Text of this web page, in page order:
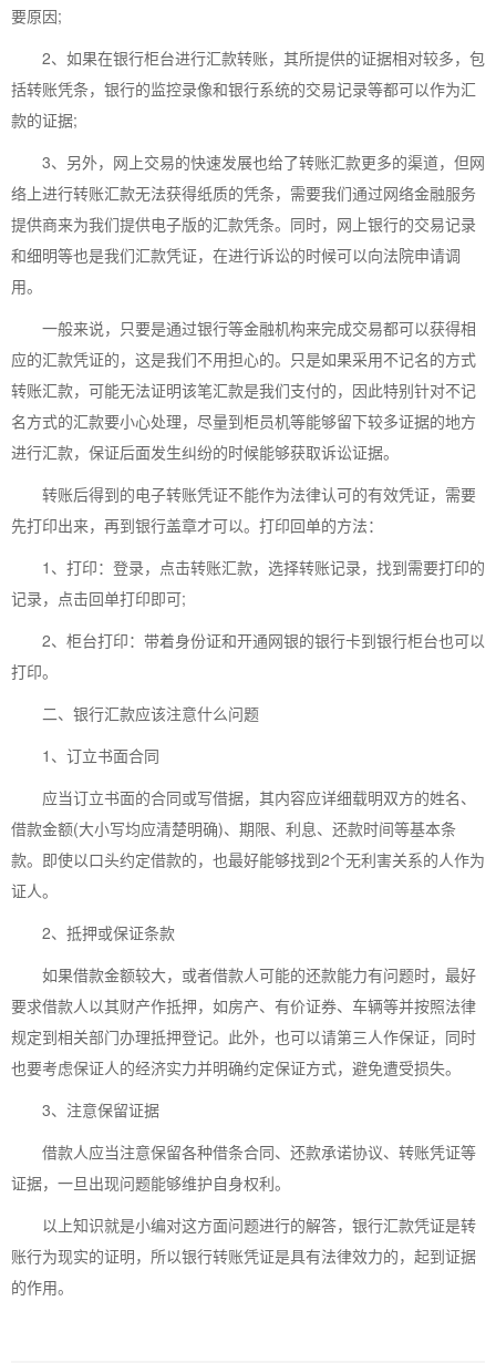
要原因;
2、如果在银行柜台进行汇款转账，其所提供的证据相对较多，包
括转账凭条，银行的监控录像和银行系统的交易记录等都可以作为汇
款的证据;
3、另外，网上交易的快速发展也给了转账汇款更多的渠道，但网
络上进行转账汇款无法获得纸质的凭条，需要我们通过网络金融服务
提供商来为我们提供电子版的汇款凭条。同时，网上银行的交易记录
和细明等也是我们汇款凭证，在进行诉讼的时候可以向法院申请调
用。
一般来说，只要是通过银行等金融机构来完成交易都可以获得相
应的汇款凭证的，这是我们不用担心的。只是如果采用不记名的方式
转账汇款，可能无法证明该笔汇款是我们支付的，因此特别针对不记
名方式的汇款要小心处理，尽量到柜员机等能够留下较多证据的地方
进行汇款，保证后面发生纠纷的时候能够获取诉讼证据。
转账后得到的电子转账凭证不能作为法律认可的有效凭证，需要
先打印出来，再到银行盖章才可以。打印回单的方法：
1、打印：登录，点击转账汇款，选择转账记录，找到需要打印的
记录，点击回单打印即可;
2、柜台打印：带着身份证和开通网银的银行卡到银行柜台也可以
打印。
二、银行汇款应该注意什么问题
1、订立书面合同
应当订立书面的合同或写借据，其内容应详细载明双方的姓名、
借款金额(大小写均应清楚明确)、期限、利息、还款时间等基本条
款。即使以口头约定借款的，也最好能够找到2个无利害关系的人作为
证人。
2、抵押或保证条款
如果借款金额较大，或者借款人可能的还款能力有问题时，最好
要求借款人以其财产作抵押，如房产、有价证券、车辆等并按照法律
规定到相关部门办理抵押登记。此外，也可以请第三人作保证，同时
也要考虑保证人的经济实力并明确约定保证方式，避免遭受损失。
3、注意保留证据
借款人应当注意保留各种借条合同、还款承诺协议、转账凭证等
证据，一旦出现问题能够维护自身权利。
以上知识就是小编对这方面问题进行的解答，银行汇款凭证是转
账行为现实的证明，所以银行转账凭证是具有法律效力的，起到证据
的作用。